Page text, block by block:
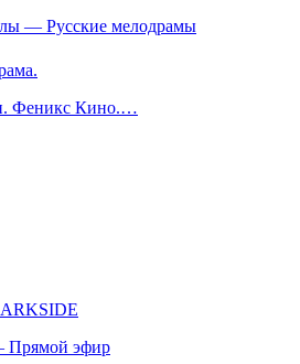
— Русские мелодрамы
Феникс Кино.…
эфир